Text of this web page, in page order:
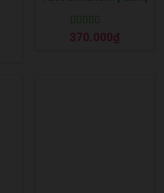
Được xếp
hạng55 sao
370.000₫